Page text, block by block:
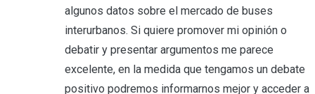
algunos datos sobre el mercado de buses
interurbanos. Si quiere promover mi opinión o
debatir y presentar argumentos me parece
excelente, en la medida que tengamos un debate
positivo podremos informarnos mejor y acceder a